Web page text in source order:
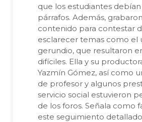
que los estudiantes
párrafos. Además,
contenido para contestar
esclarecer temas como el
gerundio, que resultaron
difíciles. Ella y su
Yazmín Gómez, así como
de profesor y algunos
servicio social estuvieron
de los foros. Señala como
este seguimiento